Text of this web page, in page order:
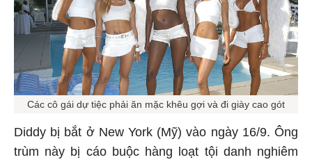
Các cô gái dự tiệc phải ăn mặc khêu gợi và đi giày cao gót
Diddy bị bắt ở New York (Mỹ) vào ngày 16/9. Ông
trùm này bị cáo buộc hàng loạt tội danh nghiêm